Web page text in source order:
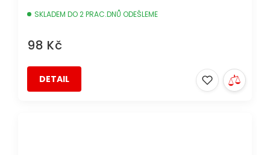
SKLADEM DO 2 PRAC.DNŮ ODEŠLEME
98 Kč
DETAIL